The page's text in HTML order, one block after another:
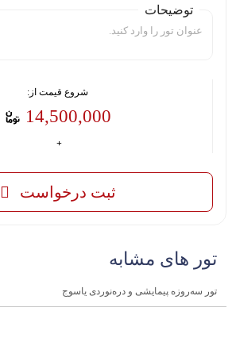
توضیحات
شروع قیمت از:
14,500,000
ثبت درخواست
تور های مشابه
تور سه‌روزه پیمایشی و دره‌نوردی یاسوج